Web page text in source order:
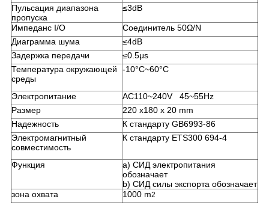
Пульсация диапазона
пропуска
≤3dB
Импеданс I/O
Соединитель 50Ω/N
Диаграмма шума
≤4dB
Задержка передачи
≤0.5μs
Температура окружающей
среды
-10°C~60°C
Электропитание
AC110~240V 45~55Hz
Размер
220 x180 x 20 mm
Надежность
К стандарту GB6993-86
Электромагнитный
совместимость
К стандарту ETS300 694-4
Функция
a) СИД электропитания
обозначает
b) СИД силы экспорта обозначает
зона охвата
1000 m2